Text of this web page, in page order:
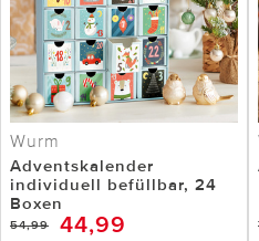
Wurm
Adventskalender
individuell befüllbar, 24
Boxen
54,99 44,99